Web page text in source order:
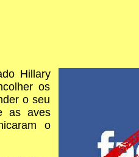
Hillary
os
o seu
as aves
o